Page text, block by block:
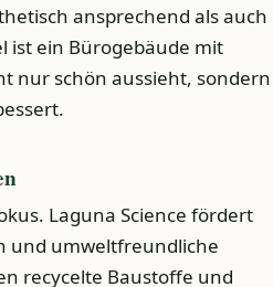
ansprechend als auch
ist ein Bürogebäude mit
nur schön aussieht, sondern
Laguna Science fördert
und umweltfreundliche
recycelte Baustoffe und